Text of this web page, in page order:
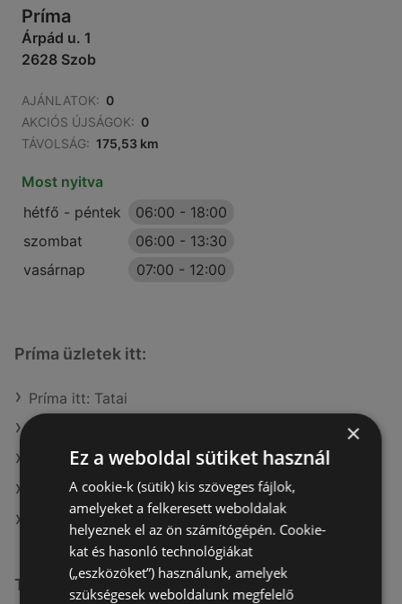
Príma
Árpád u. 1
2628 Szob
AJÁNLATOK: 0
AKCIÓS ÚJSÁGOK: 0
TÁVOLSÁG: 175,53 km
Most nyitva
hétfő - péntek
06:00 - 18:00
szombat
06:00 - 13:30
vasárnap
07:00 - 12:00
Príma üzletek itt:
Príma itt: Tatai
Príma itt: Mosonmagyaróvári
Príma itt: Pannonhalmi
Príma itt: Téti
További linkek
×
Ez a weboldal sütiket használ
A cookie-k (sütik) kis szöveges fájlok,
amelyeket a felkeresett weboldalak
helyeznek el az ön számítógépén. Cookie-
kat és hasonló technológiákat
(„eszközöket”) használunk, amelyek
szükségesek weboldalunk megfelelő